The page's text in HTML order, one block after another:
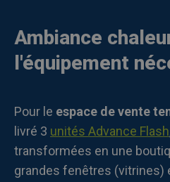
Ambiance
l'équipement
Pour le espace de vente
livré 3 unités Advance Flash
transformées en une
grandes fenêtres (vitrines)